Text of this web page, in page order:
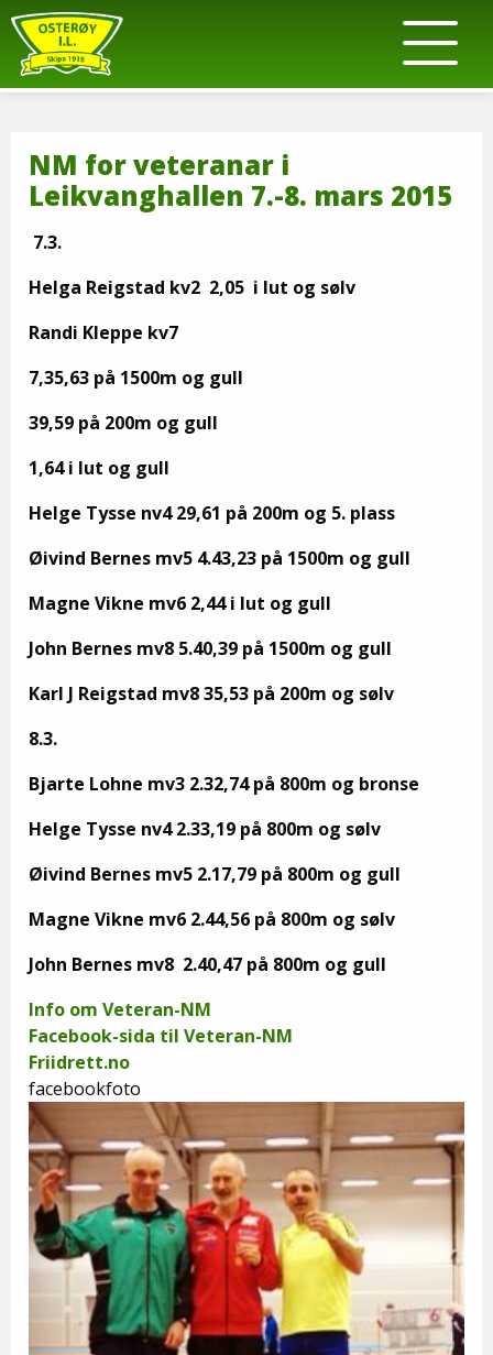
NM for veteranar i
Leikvanghallen 7.-8. mars 2015
7.3.
Helga Reigstad kv2 2,05 i lut og sølv
Randi Kleppe kv7
7,35,63 på 1500m og gull
39,59 på 200m og gull
1,64 i lut og gull
Helge Tysse nv4 29,61 på 200m og 5. plass
Øivind Bernes mv5 4.43,23 på 1500m og gull
Magne Vikne mv6 2,44 i lut og gull
John Bernes mv8 5.40,39 på 1500m og gull
Karl J Reigstad mv8 35,53 på 200m og sølv
8.3.
Bjarte Lohne mv3 2.32,74 på 800m og bronse
Helge Tysse nv4 2.33,19 på 800m og sølv
Øivind Bernes mv5 2.17,79 på 800m og gull
Magne Vikne mv6 2.44,56 på 800m og sølv
John Bernes mv8 2.40,47 på 800m og gull
Info om Veteran-NM
Facebook-sida til Veteran-NM
Friidrett.no
facebookfoto